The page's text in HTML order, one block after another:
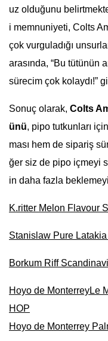
uz olduğunu
i memnuniyeti, Colts
çok vurguladığı
arasında, “Bu tütünün
sürecim çok kolaydı!”
Sonuç olarak, Colts
ünü, pipo tutkunları
ması hem de sipariş
ğer siz de pipo içmeyi
in daha fazla
K.ritter Melon Flavour
Stanislaw Pure
Borkum Riff
Hoyo de MonterreyLe
HOP
Hoyo de Monterrey